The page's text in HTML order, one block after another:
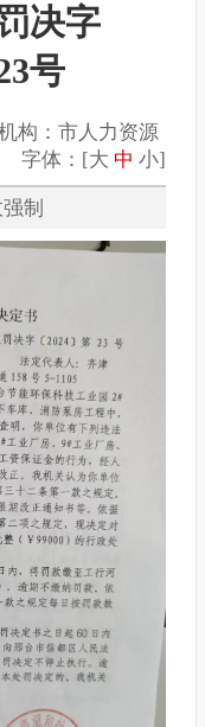
决字
号
构：市人力资源
字体：[大 中 小]
行政强制